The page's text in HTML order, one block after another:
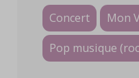
Concert
Mon
Pop musique